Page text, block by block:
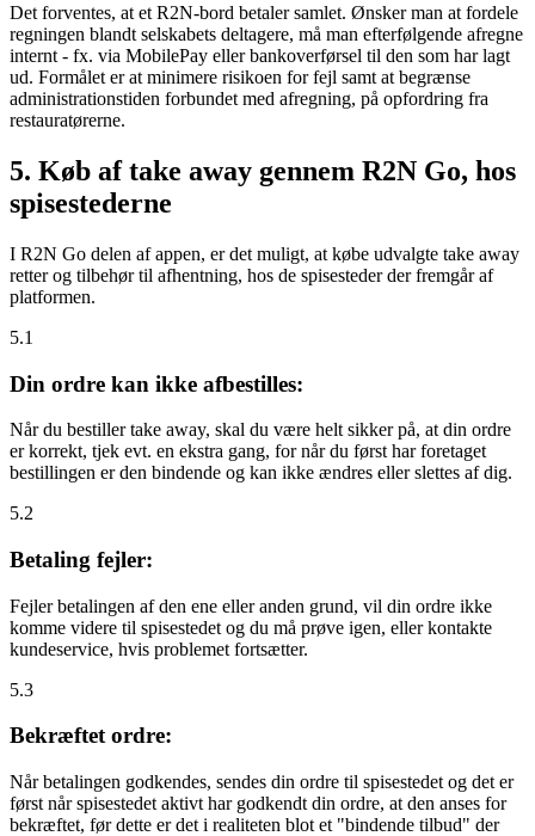
Det forventes, at et R2N-bord betaler samlet. Ønsker man at fordele
regningen blandt selskabets deltagere, må man efterfølgende afregne
internt - fx. via MobilePay eller bankoverførsel til den som har lagt
ud. Formålet er at minimere risikoen for fejl samt at begrænse
administrationstiden forbundet med afregning, på opfordring fra
restauratørerne.
5. Køb af take away gennem R2N Go, hos
spisestederne
I R2N Go delen af appen, er det muligt, at købe udvalgte take away
retter og tilbehør til afhentning, hos de spisesteder der fremgår af
platformen.
5.1
Din ordre kan ikke afbestilles:
Når du bestiller take away, skal du være helt sikker på, at din ordre
er korrekt, tjek evt. en ekstra gang, for når du først har foretaget
bestillingen er den bindende og kan ikke ændres eller slettes af dig.
5.2
Betaling fejler:
Fejler betalingen af den ene eller anden grund, vil din ordre ikke
komme videre til spisestedet og du må prøve igen, eller kontakte
kundeservice, hvis problemet fortsætter.
5.3
Bekræftet ordre:
Når betalingen godkendes, sendes din ordre til spisestedet og det er
først når spisestedet aktivt har godkendt din ordre, at den anses for
bekræftet, før dette er det i realiteten blot et "bindende tilbud" der